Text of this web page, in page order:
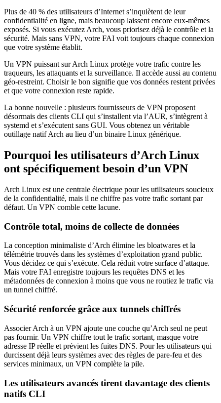
Plus de 40 % des utilisateurs d’Internet s’inquiètent de leur
confidentialité en ligne, mais beaucoup laissent encore eux-mêmes
exposés. Si vous exécutez Arch, vous priorisez déjà le contrôle et la
sécurité. Mais sans VPN, votre FAI voit toujours chaque connexion
que votre système établit.
Un VPN puissant sur Arch Linux protège votre trafic contre les
traqueurs, les attaquants et la surveillance. Il accède aussi au contenu
géo-restreint. Choisir le bon signifie que vos données restent privées
et que votre connexion reste rapide.
La bonne nouvelle : plusieurs fournisseurs de VPN proposent
désormais des clients CLI qui s’installent via l’AUR, s’intègrent à
systemd et s’exécutent sans GUI. Vous obtenez un véritable
outillage natif Arch au lieu d’un binaire Linux générique.
Pourquoi les utilisateurs d’Arch Linux
ont spécifiquement besoin d’un VPN
Arch Linux est une centrale électrique pour les utilisateurs soucieux
de la confidentialité, mais il ne chiffre pas votre trafic sortant par
défaut. Un VPN comble cette lacune.
Contrôle total, moins de collecte de données
La conception minimaliste d’Arch élimine les bloatwares et la
télémétrie trouvés dans les systèmes d’exploitation grand public.
Vous décidez ce qui s’exécute. Cela réduit votre surface d’attaque.
Mais votre FAI enregistre toujours les requêtes DNS et les
métadonnées de connexion à moins que vous ne routiez le trafic via
un tunnel chiffré.
Sécurité renforcée grâce aux tunnels chiffrés
Associer Arch à un VPN ajoute une couche qu’Arch seul ne peut
pas fournir. Un VPN chiffre tout le trafic sortant, masque votre
adresse IP réelle et prévient les fuites DNS. Pour les utilisateurs qui
durcissent déjà leurs systèmes avec des règles de pare-feu et des
services minimaux, un VPN complète la pile.
Les utilisateurs avancés tirent davantage des clients
natifs CLI